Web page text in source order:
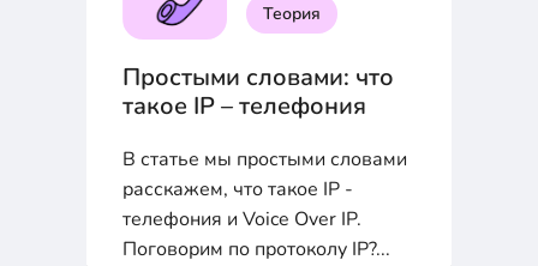
Теория
Простыми словами: что
такое IP – телефония
В статье мы простыми словами
расскажем, что такое IP -
телефония и Voice Over IP.
Поговорим по протоколу IP?...